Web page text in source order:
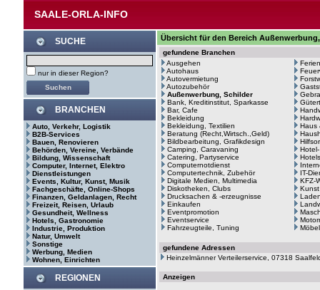
SAALE-ORLA-INFO
SUCHE
nur in dieser Region?
BRANCHEN
Auto, Verkehr, Logistik
B2B-Services
Bauen, Renovieren
Behörden, Vereine, Verbände
Bildung, Wissenschaft
Computer, Internet, Elektro
Dienstleistungen
Events, Kultur, Kunst, Musik
Fachgeschäfte, Online-Shops
Finanzen, Geldanlagen, Recht
Freizeit, Reisen, Urlaub
Gesundheit, Wellness
Hotels, Gastronomie
Industrie, Produktion
Natur, Umwelt
Sonstige
Werbung, Medien
Wohnen, Einrichten
REGIONEN
Übersicht für den Bereich
gefundene Branchen
Ausgehen
Autohaus
Autovermietung
Autozubehör
Außenwerbung, Schilder
Bank, Kreditinstitut, Sparkasse
Bar, Cafe
Bekleidung
Bekleidung, Textilien
Beratung (Recht,Wirtsch.,Geld)
Bildbearbeitung, Grafikdesign
Camping, Caravaning
Catering, Partyservice
Computernotdienst
Computertechnik, Zubehör
Digitale Medien, Multimedia
Diskotheken, Clubs
Drucksachen & -erzeugnisse
Einkaufen
Eventpromotion
Eventservice
Fahrzeugteile, Tuning
Haus
IT-
KFZ-
Kunst
gefundene Adressen
Heinzelmänner Verteilerservice, 07318
Anzeigen